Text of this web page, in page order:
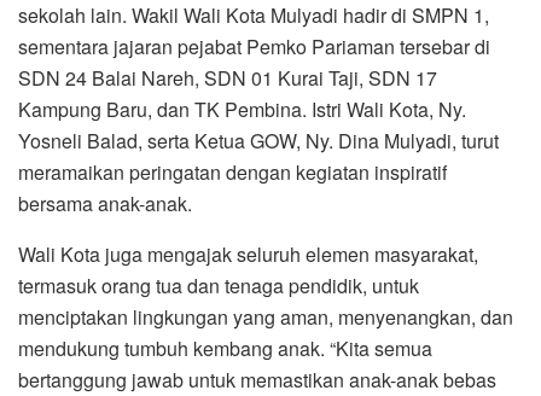
sekolah lain. Wakil Wali Kota Mulyadi hadir di SMPN 1,
sementara jajaran pejabat Pemko Pariaman tersebar di
SDN 24 Balai Nareh, SDN 01 Kurai Taji, SDN 17
Kampung Baru, dan TK Pembina. Istri Wali Kota, Ny.
Yosneli Balad, serta Ketua GOW, Ny. Dina Mulyadi, turut
meramaikan peringatan dengan kegiatan inspiratif
bersama anak-anak.
Wali Kota juga mengajak seluruh elemen masyarakat,
termasuk orang tua dan tenaga pendidik, untuk
menciptakan lingkungan yang aman, menyenangkan, dan
mendukung tumbuh kembang anak. “Kita semua
bertanggung jawab untuk memastikan anak-anak bebas